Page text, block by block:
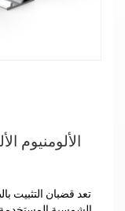
الألومنيوم
تعد قضبان التثبيت